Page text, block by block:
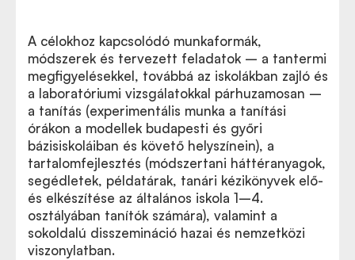
A célokhoz kapcsolódó munkaformák,
módszerek és tervezett feladatok – a tantermi
megfigyelésekkel, továbbá az iskolákban zajló és
a laboratóriumi vizsgálatokkal párhuzamosan –
a tanítás (experimentális munka a tanítási
órákon a modellek budapesti és győri
bázisiskoláiban és követő helyszínein), a
tartalomfejlesztés (módszertani háttéranyagok,
segédletek, példatárak, tanári kézikönyvek elő-
és elkészítése az általános iskola 1–4.
osztályában tanítók számára), valamint a
sokoldalú disszemináció hazai és nemzetközi
viszonylatban.